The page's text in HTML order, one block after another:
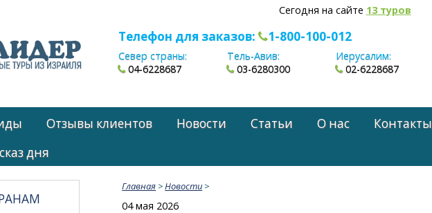
Сегодня на сайте 13 туров
Телефон для заказов: 1-800-100-012
Север страны:
04-6228687
Тель-Авив:
03-6280300
Иерусалим:
02-6228687
Отзывы клиентов Новости Статьи О нас Контакты
дня
Главная >Новости >
04 мая 2026